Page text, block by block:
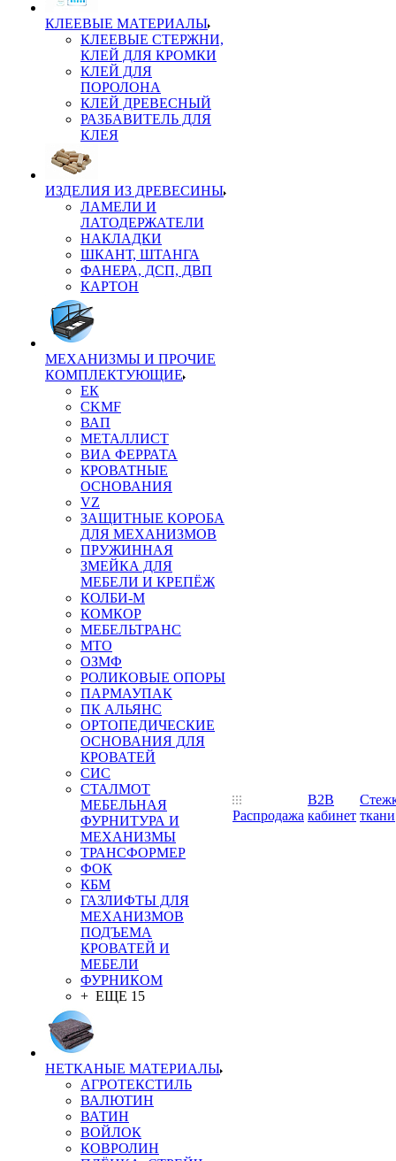
КЛЕЕВЫЕ МАТЕРИАЛЫ
КЛЕЕВЫЕ СТЕРЖНИ,
КЛЕЙ ДЛЯ КРОМКИ
КЛЕЙ ДЛЯ
ПОРОЛОНА
КЛЕЙ ДРЕВЕСНЫЙ
РАЗБАВИТЕЛЬ ДЛЯ
КЛЕЯ
ИЗДЕЛИЯ ИЗ ДРЕВЕСИНЫ
ЛАМЕЛИ И
ЛАТОДЕРЖАТЕЛИ
НАКЛАДКИ
ШКАНТ, ШТАНГА
ФАНЕРА, ДСП, ДВП
КАРТОН
МЕХАНИЗМЫ И ПРОЧИЕ
КОМПЛЕКТУЮЩИЕ
ЕК
CKMF
ВАП
МЕТАЛЛИСТ
ВИА ФЕРРАТА
КРОВАТНЫЕ
ОСНОВАНИЯ
VZ
ЗАЩИТНЫЕ КОРОБА
ДЛЯ МЕХАНИЗМОВ
ПРУЖИННАЯ
ЗМЕЙКА ДЛЯ
МЕБЕЛИ И КРЕПЁЖ
КОЛБИ-М
КОМКОР
МЕБЕЛЬТРАНС
MTO
ОЗМФ
РОЛИКОВЫЕ ОПОРЫ
ПАРМАУПАК
ПК АЛЬЯНС
ОРТОПЕДИЧЕСКИЕ
ОСНОВАНИЯ ДЛЯ
КРОВАТЕЙ
СИС
СТАЛМОТ
МЕБЕЛЬНАЯ
ФУРНИТУРА И
МЕХАНИЗМЫ
ТРАНСФОРМЕР
ФОК
КБМ
ГАЗЛИФТЫ ДЛЯ
МЕХАНИЗМОВ
ПОДЪЕМА
КРОВАТЕЙ И
МЕБЕЛИ
ФУРНИКОМ
+ ЕЩЕ 15
НЕТКАНЫЕ МАТЕРИАЛЫ
АГРОТЕКСТИЛЬ
ВАЛЮТИН
ВАТИН
ВОЙЛОК
КОВРОЛИН
Распродажа
B2B
кабинет ткани